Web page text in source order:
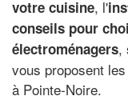
votre cuisine, l'
conseils pour
électroménagers,
vous proposent
à Pointe-Noire.